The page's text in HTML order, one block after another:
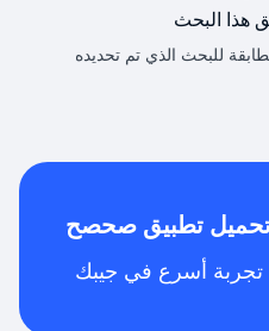
هذا البحث
تطبيق صحصح
تجربة أسرع في جيبك